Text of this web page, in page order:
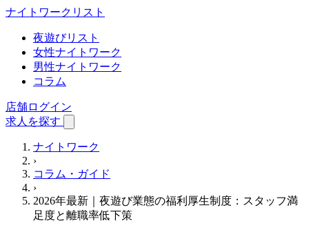
ナイトワーク リスト
夜遊びリスト
女性ナイトワーク
男性ナイトワーク
コラム
店舗ログイン
求人を探す
ナイトワーク
›
コラム・ガイド
›
2026年最新｜夜遊び業態の福利厚生制度：スタッフ満
足度と離職率低下策